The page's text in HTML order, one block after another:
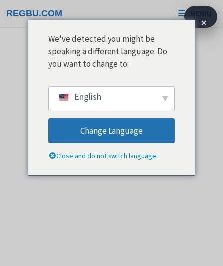
prie
REGBU.COM MENIU
×
We've detected you might be
speaking a different language. Do
you want to change to:
English
Change Language
Close and do not switch language